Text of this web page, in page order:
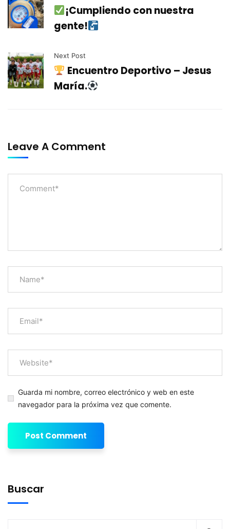
¡Cumpliendo con nuestra
gente!
Next Post
Encuentro Deportivo – Jesus
María.
Leave A Comment
Guarda mi nombre, correo electrónico y web en este
navegador para la próxima vez que comente.
Buscar